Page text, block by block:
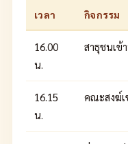
เวลา กิจกรรม
16.00
น.
สาธุชนเข้
16.15
น.
คณะสงฆ์เ